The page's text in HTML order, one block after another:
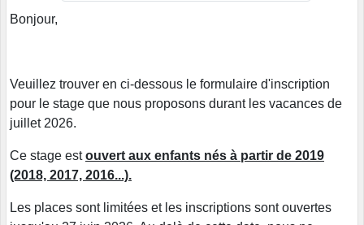
Bonjour,
Veuillez trouver en ci-dessous le formulaire d'inscription
pour le stage que nous proposons durant les vacances de
juillet 2026.
Ce stage estouvert aux enfants nés à partir de 2019
(2018, 2017, 2016...).
Les places sont limitées et les inscriptions sont ouvertes